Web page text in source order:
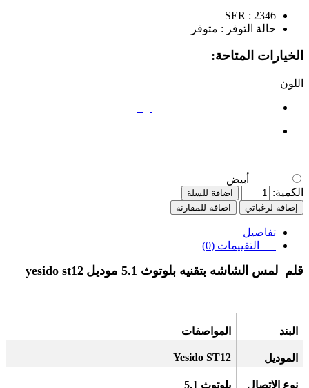
SER : 2346
حالة التوفر : متوفر
الخيارات المتاحة:
اللون
أبيض
الكمية:
اضافة للسلة
إضافة لرغباتي
اضافة للمقارنة
تفاصيل
التقييمات (0)
قلم لمس الشاشه بتقنيه بلوتوث 5.1 موديل yesido st12
البند المواصفات
الموديل Yesido ST12
نوع الاتصال بلوتوث 5.1